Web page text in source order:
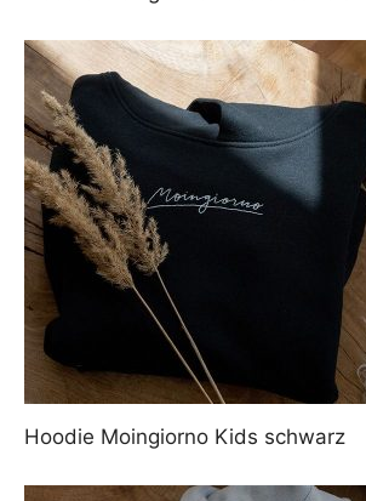
Hoodie Moingiorno Kids schwarz